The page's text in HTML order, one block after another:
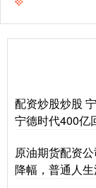
配资炒股炒股
宁德时代400亿
原油期货配资
降幅，普通人